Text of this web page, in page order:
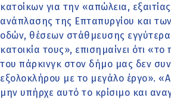
κατοίκων για την «απώλεια,
ανάπλασης της Επταπυργίου και
οδών, θέσεων στάθμευσης
κατοικία τους», επισημαίνει ότι
του πάρκινγκ στον δήμο μας δεν
εξολοκλήρου με το μεγάλο έργο».
μην υπήρχε αυτό το κρίσιμο και